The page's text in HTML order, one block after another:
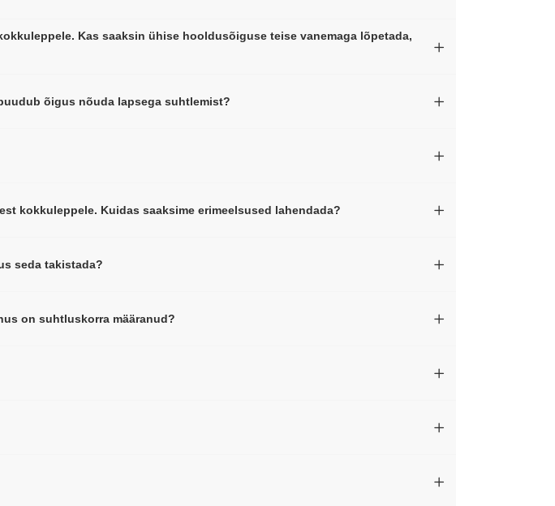
Kas saaksin ühise hooldusõiguse teise vanemaga lõpetada,
õigus nõuda lapsega suhtlemist?
kokkuleppele. Kuidas saaksime erimeelsused lahendada?
seda takistada?
on suhtluskorra määranud?